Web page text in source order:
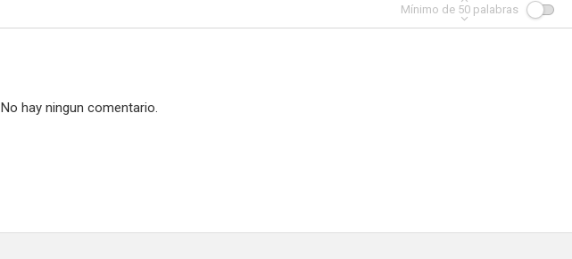
Mínimo de 50 palabras
No hay ningun comentario.